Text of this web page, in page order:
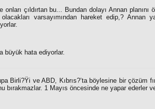
onları çıldırtan bu... Bundan dolayı Annan
varsayımından hareket edip,? Annan
büyük hata ediyorlar.
Birli?Ÿi ve ABD, Kıbrıs?’ta böylesine bir çözüm
bırakmazlar. 1 Mayıs öncesinde ne yapar ederler